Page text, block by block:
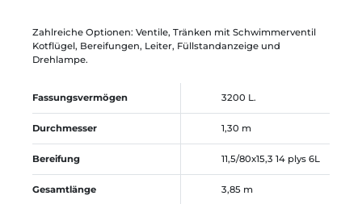
Zahlreiche Optionen: Ventile, Tränken mit Schwimmerventil
Kotflügel, Bereifungen, Leiter, Füllstandanzeige und
Drehlampe.
Fassungsvermögen 3200 L.
Durchmesser 1,30 m
Bereifung 11,5/80x15,3 14 plys 6L
Gesamtlänge 3,85 m